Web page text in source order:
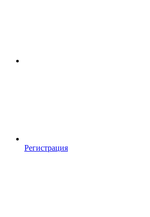
Регистрация